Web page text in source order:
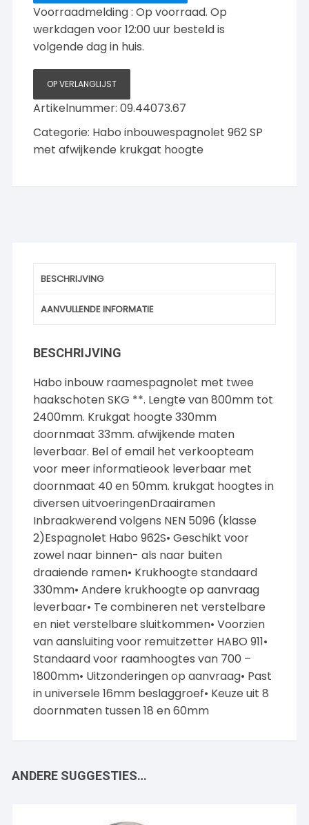
lengte
voorplaat
1800mm
SKG**
inkortbaar
tot
1600mm
haakhoten
aantal
Voorraadmelding : Op voorraad. Op
werkdagen voor 12:00 uur besteld is
volgende dag in huis.
OP VERLANGLIJST
Artikelnummer:09.44073.67
Categorie: Habo inbouwespagnolet 962 SP
met afwijkende krukgat hoogte
BESCHRIJVING
AANVULLENDE INFORMATIE
BESCHRIJVING
Habo inbouw raamespagnolet met twee
haakschoten SKG **. Lengte van 800mm tot
2400mm. Krukgat hoogte 330mm
doornmaat 33mm. afwijkende maten
leverbaar. Bel of email het verkoopteam
voor meer informatieook leverbaar met
doornmaat 40 en 50mm. krukgat hoogtes in
diversen uitvoeringenDraairamen
Inbraakwerend volgens NEN 5096 (klasse
2)Espagnolet Habo 962S• Geschikt voor
zowel naar binnen- als naar buiten
draaiende ramen• Krukhoogte standaard
330mm• Andere krukhoogte op aanvraag
leverbaar• Te combineren net verstelbare
en niet verstelbare sluitkommen• Voorzien
van aansluiting voor remuitzetter HABO 911•
Standaard voor raamhoogtes van 700 –
1800mm• Uitzonderingen op aanvraag• Past
in universele 16mm beslaggroef• Keuze uit 8
doornmaten tussen 18 en 60mm
ANDERE SUGGESTIES…